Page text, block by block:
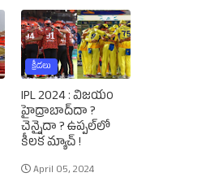
క్రీడలు
IPL 2024 : విజయం
హైద్రాబాద్‌దా ?
చెన్నైదా ? ఉప్పల్‌లో
కీలక మ్యాచ్‌ !
April 05, 2024